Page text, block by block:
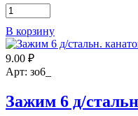
Количество
товара
Зажим
4
д/
стальн.
одинарн.
(SIMPLEX),
В корзину
9.00 ₽
Арт: зо6_
Зажим 6 д/